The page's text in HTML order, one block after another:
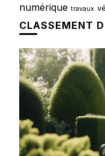
numérique travaux
CLASSEMENT